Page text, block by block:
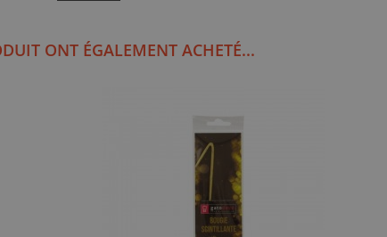
ONT ÉGALEMENT ACHETÉ...